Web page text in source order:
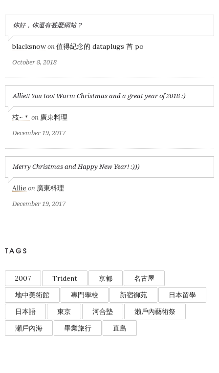
你好，你還有甚麼網站？
blacksnow on 值得紀念的 dataplugs 首 po
October 8, 2018
Allie!! You too! Warm Christmas and a great year of 2018 :)
枝~＊ on 廣東料理
December 19, 2017
Merry Christmas and Happy New Year! :)))
Allie on 廣東料理
December 19, 2017
TAGS
2007 Trident 京都
名古屋
地中美術館
專門學校 新宿御苑
日本留學
日本語
東京 河合墊
瀨戶內藝術祭
瀬戶內海
畢業旅行 直島